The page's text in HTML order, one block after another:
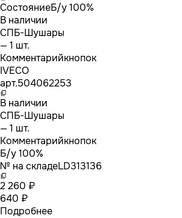
СостояниеБ/у 100%
В наличии
СПБ-Шушары
— 1 шт.
Комментарийкнопок
IVECO
арт.504062253
В наличии
СПБ-Шушары
— 1 шт.
Комментарийкнопок
Б/у 100%
№ на складеLD313136
2 260 ₽
640 ₽
Подробнее